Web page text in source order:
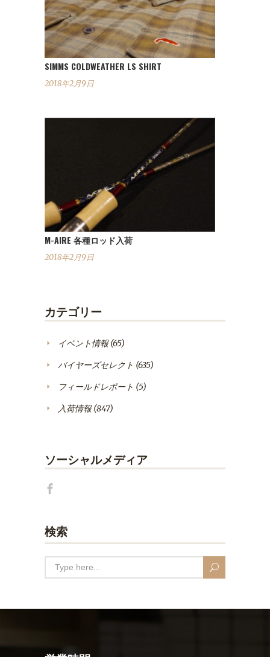
SIMMS COLDWEATHER LS SHIRT
2018年2月9日
M-AIRE 各種ロッド入荷
2018年2月9日
カテゴリー
イベント情報(65)
バイヤーズセレクト (635)
フィールドレポート (5)
入荷情報(847)
ソーシャルメディア
検索